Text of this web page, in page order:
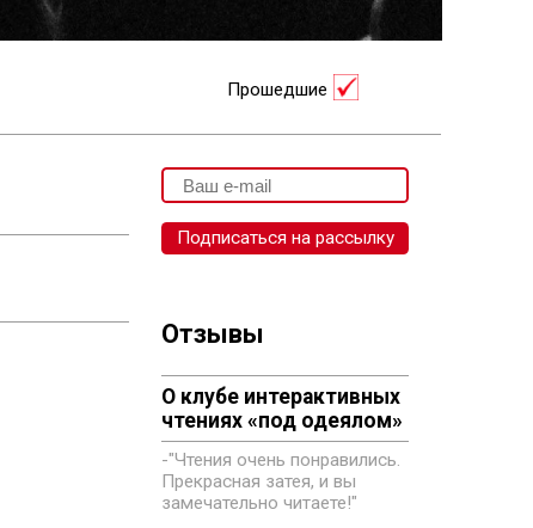
Прошедшие
Отзывы
О клубе интерактивных
чтениях «под одеялом»
-"Чтения очень понравились.
Прекрасная затея, и вы
замечательно читаете!"